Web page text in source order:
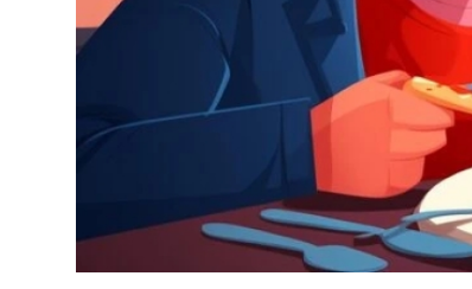
Popüler Kültür & Mutfak Tarihi
Mutfak Temizliği & Pratik Bilgiler
Anne & Bebek Beslenmesi
Gıda Sözlüğü & Nedir?